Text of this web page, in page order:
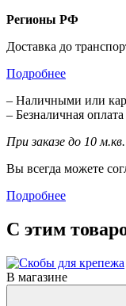
Регионы РФ
Доставка до
Подробнее
– Наличными или
– Безналичная оплата
При заказе до 10
Вы всегда можете
Подробнее
С этим
В магазине